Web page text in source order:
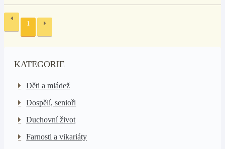
1
KATEGORIE
Děti a mládež
Dospělí, senioři
Duchovní život
Farnosti a vikariáty